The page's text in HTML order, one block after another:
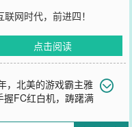
网时代，前进四！
点击阅读
，北美的游戏霸主雅
握FC红白机，踌躇满